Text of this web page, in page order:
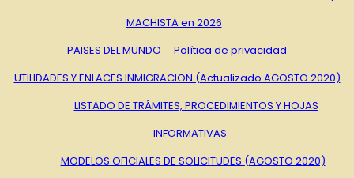
MACHISTA en 2026
PAISES DEL MUNDO
Política de privacidad
UTILIDADES Y ENLACES INMIGRACION (Actualizado AGOSTO 2020)
LISTADO DE TRÁMITES, PROCEDIMIENTOS Y HOJAS
INFORMATIVAS
MODELOS OFICIALES DE SOLICITUDES (AGOSTO 2020)